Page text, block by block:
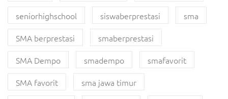
seniorhighschool
siswaberprestasi
sma
SMA berprestasi
smaberprestasi
SMA Dempo
smadempo
smafavorit
SMA favorit
sma jawa timur